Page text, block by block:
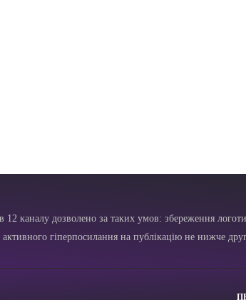
каналу дозволено за таких умов: збереження
активного гіперпосилання на публікацію не нижче